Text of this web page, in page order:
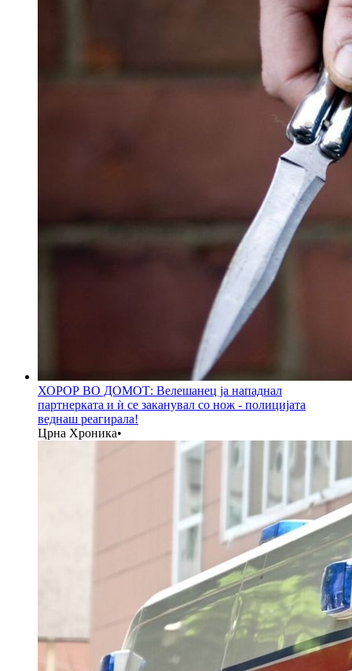
ХОРОР ВО ДОМОТ: Велешанец ја нападнал
партнерката и ѝ се заканувал со нож - полицијата
веднаш реагирала!
Црна Хроника•